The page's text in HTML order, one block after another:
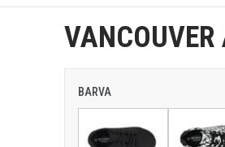
VANCOUVER
BARVA